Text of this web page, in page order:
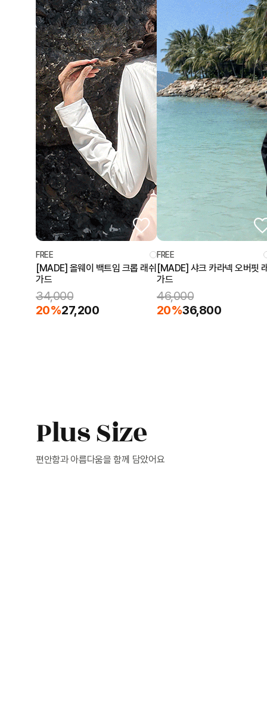
FREE
[MADE] 올웨이 백트임 크롭 래쉬
가드
34,000
20%27,200
FREE
[MADE] 샤크 카라넥 오버핏
가드
46,000
20%36,800
Plus Size
편안함과 아름다움을 함께 담았어요